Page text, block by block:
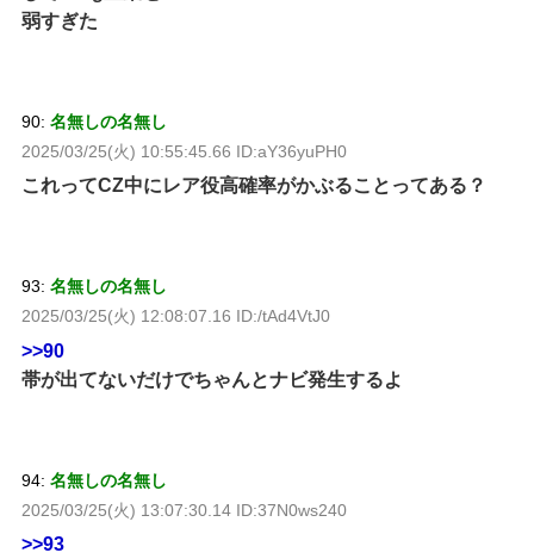
弱すぎた
90: 名無しの名無し
2025/03/25(火) 10:55:45.66 ID:aY36yuPH0
これってCZ中にレア役高確率がかぶることってある？
93: 名無しの名無し
2025/03/25(火) 12:08:07.16 ID:/tAd4VtJ0
>>90
帯が出てないだけでちゃんとナビ発生するよ
94: 名無しの名無し
2025/03/25(火) 13:07:30.14 ID:37N0ws240
>>93